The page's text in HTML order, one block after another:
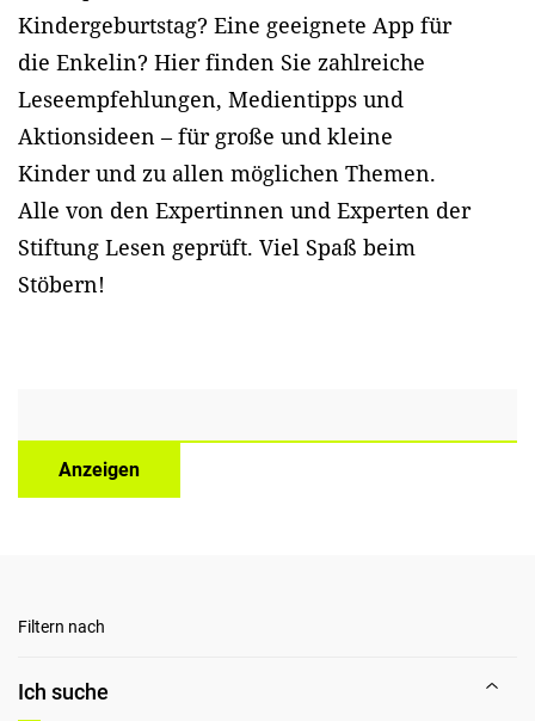
Kindergeburtstag? Eine geeignete App für
die Enkelin? Hier finden Sie zahlreiche
Leseempfehlungen, Medientipps und
Aktionsideen – für große und kleine
Kinder und zu allen möglichen Themen.
Alle von den Expertinnen und Experten der
Stiftung Lesen geprüft. Viel Spaß beim
Stöbern!
Anzeigen
Filtern nach
Ich suche